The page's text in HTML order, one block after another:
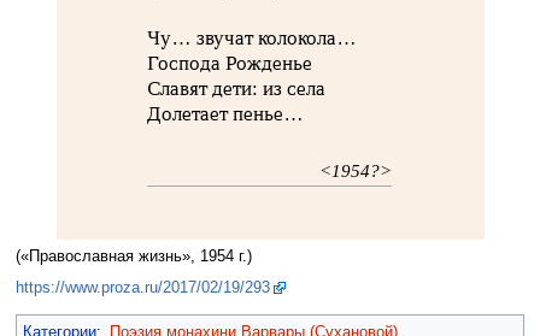
Чу… звучат колокола…
Господа Рожденье
Славят дети: из села
Долетает пенье…
<1954?>
(«Православная жизнь», 1954 г.)
https://www.proza.ru/2017/02/19/293